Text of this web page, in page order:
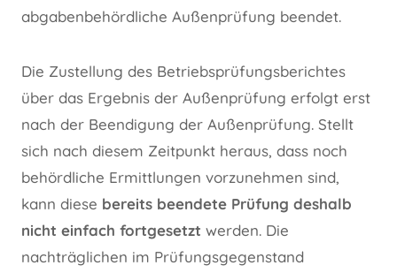
abgabenbehördliche Außenprüfung beendet.
Die Zustellung des Betriebsprüfungsberichtes
über das Ergebnis der Außenprüfung erfolgt erst
nach der Beendigung der Außenprüfung. Stellt
sich nach diesem Zeitpunkt heraus, dass noch
behördliche Ermittlungen vorzunehmen sind,
kann diese bereits beendete Prüfung deshalb
nicht einfach fortgesetzt werden. Die
nachträglichen im Prüfungsgegenstand